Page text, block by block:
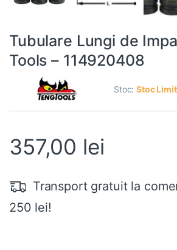
Tubulare Lungi de
Tools – 114920408
Stoc:Stoc
357,00 lei
Transport gratuit la
250 lei!